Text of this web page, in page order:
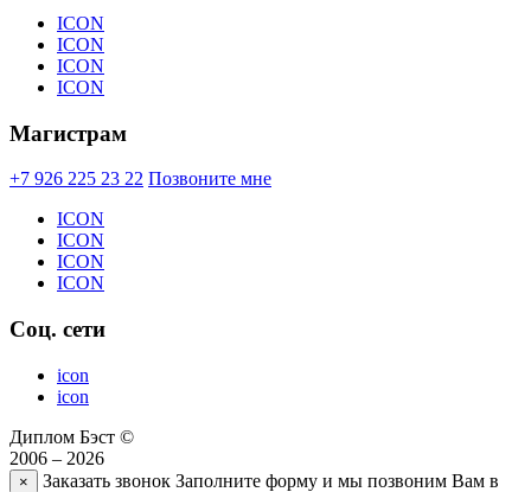
ICON
ICON
ICON
ICON
Магистрам
+7 926 225 23 22 Позвоните мне
ICON
ICON
ICON
ICON
Соц. сети
icon
icon
Диплом Бэст ©
2006 – 2026
× Заказать звонок Заполните форму и мы позвоним Вам в